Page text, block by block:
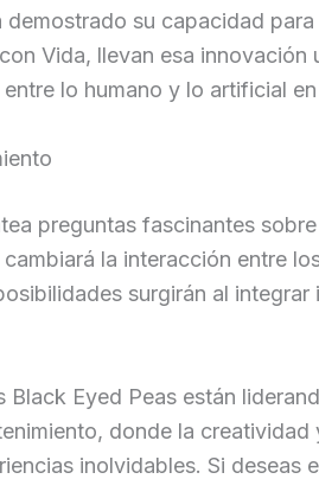
demostrado su capacidad
Vida, llevan esa innovación
lo humano y lo artificial
preguntas fascinantes
la interacción entre
surgirán al integrar
Black Eyed Peas están
donde la
inolvidables. Si deseas